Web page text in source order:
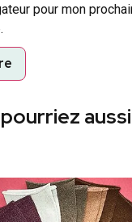
pour mon